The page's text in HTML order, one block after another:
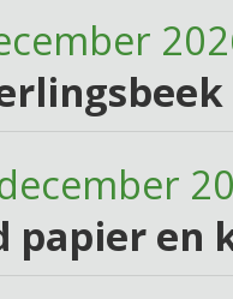
papier en